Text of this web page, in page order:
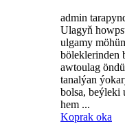
admin
Ulagyň
ulgamy
böleklerinden
awtoulag
tanalýan
bolsa, beýleki
hem ...
Koprak oka